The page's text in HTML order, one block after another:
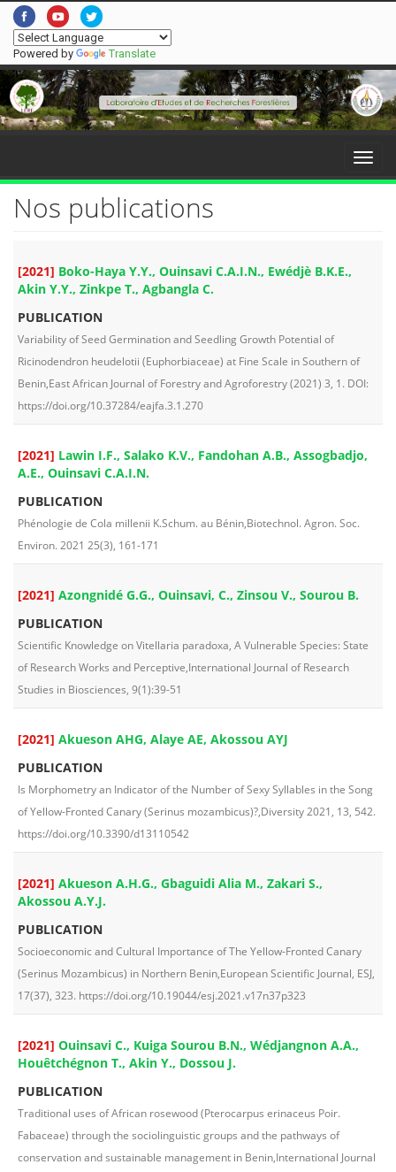
Powered by Translate
Menu
Nos publications
[2021] Boko-Haya Y.Y., Ouinsavi C.A.I.N., Ewédjè B.K.E.,
Akin Y.Y., Zinkpe T., Agbangla C.
PUBLICATION
Variability of Seed Germination and Seedling Growth Potential of
Ricinodendron heudelotii (Euphorbiaceae) at Fine Scale in Southern of
Benin,East African Journal of Forestry and Agroforestry (2021) 3, 1. DOI:
https://doi.org/10.37284/eajfa.3.1.270
[2021] Lawin I.F., Salako K.V., Fandohan A.B., Assogbadjo,
A.E., Ouinsavi C.A.I.N.
PUBLICATION
Phénologie de Cola millenii K.Schum. au Bénin,Biotechnol. Agron. Soc.
Environ. 2021 25(3), 161-171
[2021] Azongnidé G.G., Ouinsavi, C., Zinsou V., Sourou B.
PUBLICATION
Scientific Knowledge on Vitellaria paradoxa, A Vulnerable Species: State
of Research Works and Perceptive,International Journal of Research
Studies in Biosciences, 9(1):39-51
[2021] Akueson AHG, Alaye AE, Akossou AYJ
PUBLICATION
Is Morphometry an Indicator of the Number of Sexy Syllables in the Song
of Yellow-Fronted Canary (Serinus mozambicus)?,Diversity 2021, 13, 542.
https://doi.org/10.3390/d13110542
[2021] Akueson A.H.G., Gbaguidi Alia M., Zakari S.,
Akossou A.Y.J.
PUBLICATION
Socioeconomic and Cultural Importance of The Yellow-Fronted Canary
(Serinus Mozambicus) in Northern Benin,European Scientific Journal, ESJ,
17(37), 323. https://doi.org/10.19044/esj.2021.v17n37p323
[2021] Ouinsavi C., Kuiga Sourou B.N., Wédjangnon A.A.,
Houêtchégnon T., Akin Y., Dossou J.
PUBLICATION
Traditional uses of African rosewood (Pterocarpus erinaceus Poir.
Fabaceae) through the sociolinguistic groups and the pathways of
conservation and sustainable management in Benin,International Journal